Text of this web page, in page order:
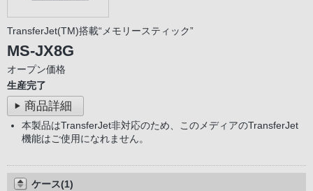
TransferJet(TM)搭載“メモリースティック”
MS-JX8G
オープン価格
生産完了
商品詳細
本製品はTransferJet非対応のため、このメディアのTransferJet
機能はご使用になれません。
ケース(1)